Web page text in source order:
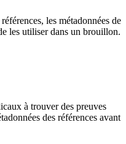
les métadonnées de
les utiliser dans un brouillon.
à trouver des preuves
des références avant